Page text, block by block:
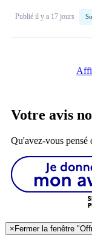
Publié il y a 17 jours
Votre avis
Qu'avez-vous pensé
×Fermer la fenêtre